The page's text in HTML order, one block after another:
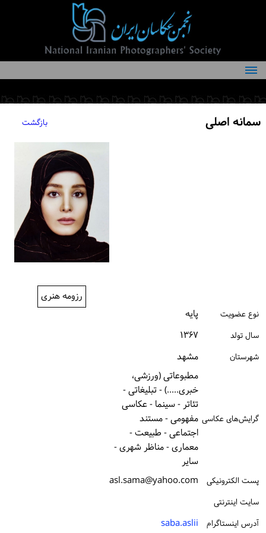
درباره انجمن
کمیته‌های انجمن
سمانه اصلی بازگشت
رزومه هنری
نوع عضویت پایه
سال تولد ۱۳۶۷
شهرستان مشهد
گرایش‌های عکاسی
مطبوعاتی (ورزشی،
خبری.....) - تبلیغاتی -
تئاتر - سینما - عکاسی
مفهومی - مستند
اجتماعی - طبیعت -
معماری - مناظر شهری -
سایر
پست الكترونیكی asl.sama@yahoo.com
سایت اینترنتی
آدرس اینستاگرام
saba.aslii